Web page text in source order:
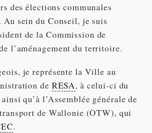
des élections communales
Au sein du Conseil, je suis
de la Commission de
l’aménagement du territoire.
je représente la Ville au
de RESA, à celui-ci du
ainsi qu’à l’Assemblée générale de
de Wallonie (OTW), qui
.